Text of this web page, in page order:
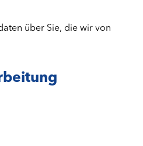
über Sie, die wir von